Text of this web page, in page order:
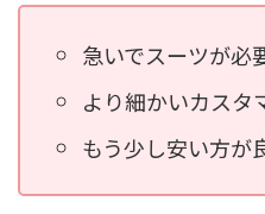
急いでスーツが必
より細かいカスタ
もう少し安い方が